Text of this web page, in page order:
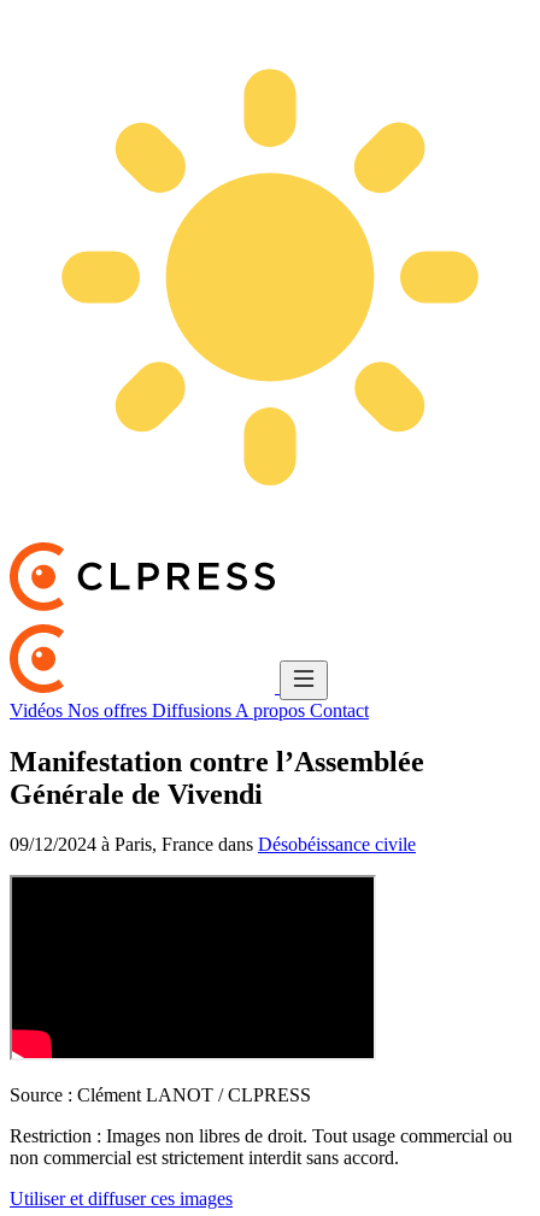
Vidéos Nos offres Diffusions A propos Contact
Manifestation contre l’Assemblée
Générale de Vivendi
09/12/2024 à Paris, France dans Désobéissance civile
Source : Clément LANOT / CLPRESS
Restriction : Images non libres de droit. Tout usage commercial ou
non commercial est strictement interdit sans accord.
Utiliser et diffuser ces images